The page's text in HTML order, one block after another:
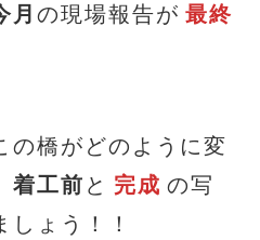
月の現場報告が 最終
の橋がどのように変
着工前 と 完成 の写
ょう！！